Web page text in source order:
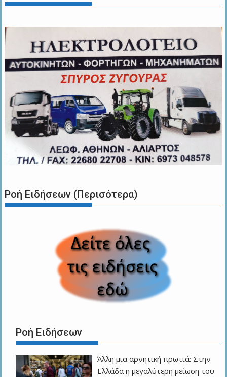
Ροή Ειδήσεων (Περισότερα)
Ροή Ειδήσεων
Άλλη μια αρνητική πρωτιά: Στην
Ελλάδα η μεγαλύτερη μείωση του